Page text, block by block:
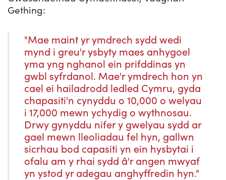
Gething:
"Mae maint yr ymdrech sydd wedi
mynd i greu'r ysbyty maes anhygoel
yma yng nghanol ein prifddinas yn
gwbl syfrdanol. Mae'r ymdrech hon yn
cael ei hailadrodd ledled Cymru, gyda
chapasiti'n cynyddu o 10,000 o welyau
i 17,000 mewn ychydig o wythnosau.
Drwy gynyddu nifer y gwelyau sydd ar
gael mewn lleoliadau fel hyn, gallwn
sicrhau bod capasiti yn ein hysbytai i
ofalu am y rhai sydd â'r angen mwyaf
yn ystod yr adegau anghyffredin hyn."